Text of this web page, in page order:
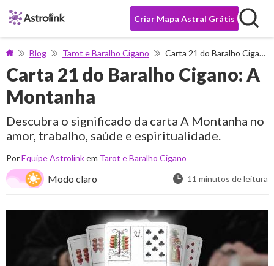
Criar Mapa Astral Grátis
Blog Tarot e Baralho Cigano Carta 21 do Baralho Cigano: A Montanha
Carta 21 do Baralho Cigano: A
Montanha
Descubra o significado da carta A Montanha no
amor, trabalho, saúde e espiritualidade.
PorEquipe Astrolinkem Tarot e Baralho Cigano
Modo claro 11 minutos de leitura